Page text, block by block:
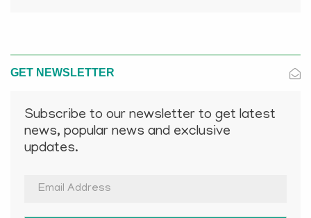
GET NEWSLETTER
Subscribe to our newsletter to get latest
news, popular news and exclusive
updates.